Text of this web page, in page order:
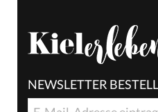
NEWSLETTER